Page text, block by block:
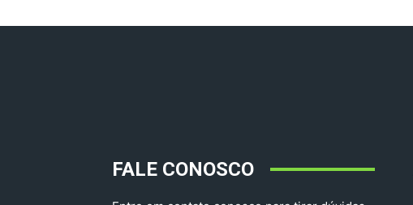
FALE CONOSCO